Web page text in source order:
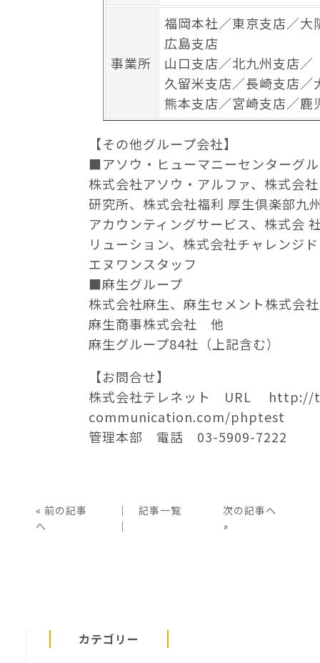
事業所
福岡本社／東京支店／大
広島支店
山口支店／北九州支店／
久留米支店／長崎支店／
熊本支店／宮崎支店／鹿
【その他グループ会社】
■アソウ・ヒューマニーセンターグ
株式会社アソウ・アルファ、株式会
研究所、株式会社福利 厚生倶楽部九
アカウンティングサービス、株式会
リューション、株式会社チャレンジ
エヌワンスタッフ
■麻生グループ
株式会社麻生、麻生セメント株式会
麻生商事株式会社 他
麻生グループ84社（上記含む）
【お問合せ】
株式会社テレネット URL http://
communication.com/phptest
管理本部 電話 03-5909-7222
« 前の記事
へ
│記事一覧
│
次の記事へ
»
カテゴリー